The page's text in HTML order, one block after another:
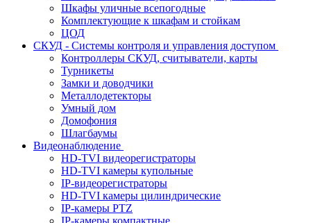
Шкафы уличные всепогодные
Комплектующие к шкафам и стойкам
ЦОД
СКУД - Системы контроля и управления доступом
Контроллеры СКУД, считыватели, карты
Турникеты
Замки и доводчики
Металлодетекторы
Умный дом
Домофония
Шлагбаумы
Видеонаблюдение
HD-TVI видеорегистраторы
HD-TVI камеры купольные
IP-видеорегистраторы
HD-TVI камеры цилиндрические
IP-камеры PTZ
IP-камеры компактные